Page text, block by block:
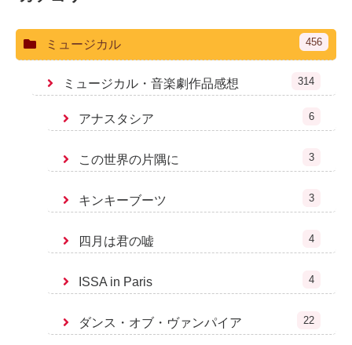
ミュージカル 456
ミュージカル・音楽劇作品感想 314
アナスタシア 6
この世界の片隅に 3
キンキーブーツ 3
四月は君の嘘 4
ISSA in Paris 4
ダンス・オブ・ヴァンパイア 22